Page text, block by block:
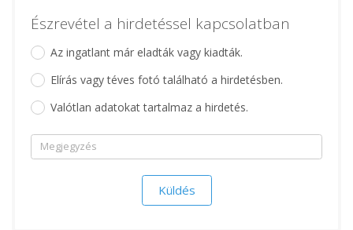
Észrevétel a hirdetéssel kapcsolatban
Az ingatlant már eladták vagy kiadták.
Elírás vagy téves fotó található a hirdetésben.
Valótlan adatokat tartalmaz a hirdetés.